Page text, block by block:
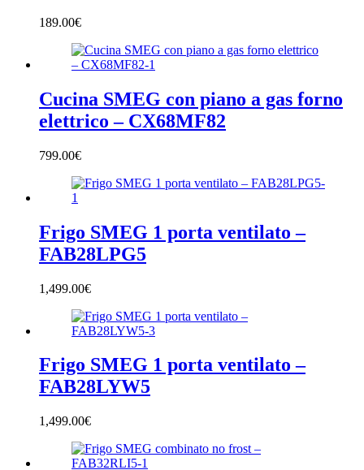
189.00€
Cucina SMEG con piano a gas forno
elettrico – CX68MF82
799.00€
Frigo SMEG 1 porta ventilato –
FAB28LPG5
1,499.00€
Frigo SMEG 1 porta ventilato –
FAB28LYW5
1,499.00€